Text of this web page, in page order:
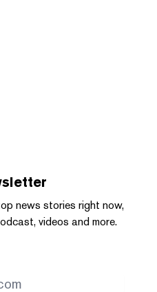
news stories right now,
videos and more.